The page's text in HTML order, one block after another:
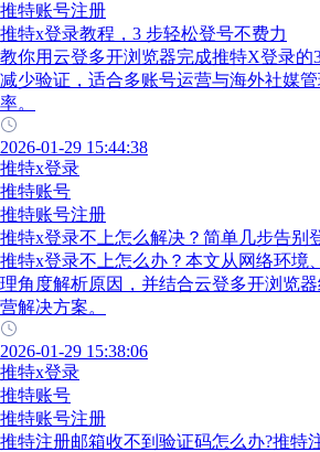
推特账号注册
推特x登录教程，3 步轻松登号不费力
教你用云登多开浏览器完成推特X登录的
减少验证，适合多账号运营与海外社媒
率。
2026-01-29 15:44:38
推特x登录
推特账号
推特账号注册
推特x登录不上怎么解决？简单几步告别
推特x登录不上怎么办？本文从网络环境
理角度解析原因，并结合云登多开浏览
营解决方案。
2026-01-29 15:38:06
推特x登录
推特账号
推特账号注册
推特注册邮箱收不到验证码怎么办?推特